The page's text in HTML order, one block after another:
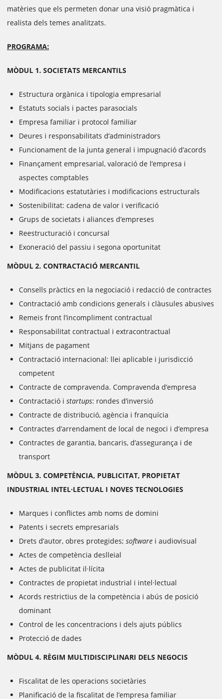
matèries que els permeten donar una visió pragmàtica i
realista dels temes analitzats.
PROGRAMA:
MÒDUL 1. SOCIETATS MERCANTILS
Estructura orgànica i tipologia empresarial
Estatuts socials i pactes parasocials
Empresa familiar i protocol familiar
Deures i responsabilitats d’administradors
Funcionament de la junta general i impugnació d’acords
Finançament empresarial, valoració de l’empresa i
aspectes comptables
Modificacions estatutàries i modificacions estructurals
Sostenibilitat: cadena de valor i verificació
Grups de societats i aliances d’empreses
Reestructuració i concursal
Exoneració del passiu i segona oportunitat
MÒDUL 2. CONTRACTACIÓ MERCANTIL
Consells pràctics en la negociació i redacció de contractes
Contractació amb condicions generals i clàusules abusives
Remeis front l’incompliment contractual
Responsabilitat contractual i extracontractual
Mitjans de pagament
Contractació internacional: llei aplicable i jurisdicció
competent
Contracte de compravenda. Compravenda d’empresa
Contractació i startups: rondes d’inversió
Contracte de distribució, agència i franquícia
Contractes d’arrendament de local de negoci i d’empresa
Contractes de garantia, bancaris, d’assegurança i de
transport
MÒDUL 3. COMPETÈNCIA, PUBLICITAT, PROPIETAT
INDUSTRIAL INTEL·LECTUAL I NOVES TECNOLOGIES
Marques i conflictes amb noms de domini
Patents i secrets empresarials
Drets d’autor, obres protegides; software i audiovisual
Actes de competència deslleial
Actes de publicitat il·lícita
Contractes de propietat industrial i intel·lectual
Acords restrictius de la competència i abús de posició
dominant
Control de les concentracions i dels ajuts públics
Protecció de dades
MÒDUL 4. RÈGIM MULTIDISCIPLINARI DELS NEGOCIS
Fiscalitat de les operacions societàries
Planificació de la fiscalitat de l’empresa familiar